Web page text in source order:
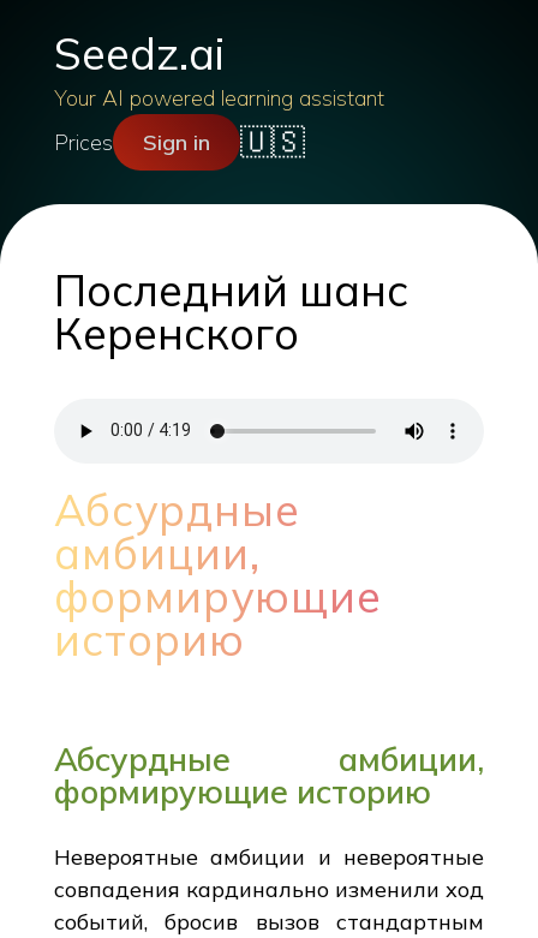
Seedz.ai
Your AI powered learning assistant
Prices
Sign in 🇺🇸
Последний шанс
Керенского
Абсурдные
амбиции,
формирующие
историю
Абсурдные амбиции,
формирующие историю
Невероятные амбиции и невероятные
совпадения кардинально изменили ход
событий, бросив вызов стандартным